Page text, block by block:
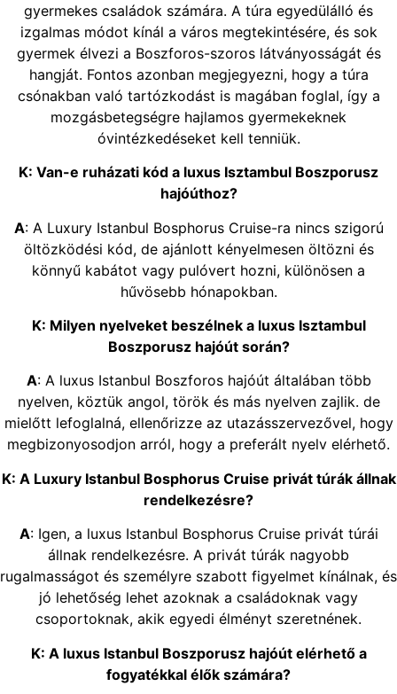
gyermekes családok számára. A túra egyedülálló és
izgalmas módot kínál a város megtekintésére, és sok
gyermek élvezi a Boszforos-szoros látványosságát és
hangját. Fontos azonban megjegyezni, hogy a túra
csónakban való tartózkodást is magában foglal, így a
mozgásbetegségre hajlamos gyermekeknek
óvintézkedéseket kell tenniük.
K: Van-e ruházati kód a luxus Isztambul Boszporusz
hajóúthoz?
A: A Luxury Istanbul Bosphorus Cruise-ra nincs szigorú
öltözködési kód, de ajánlott kényelmesen öltözni és
könnyű kabátot vagy pulóvert hozni, különösen a
hűvösebb hónapokban.
K: Milyen nyelveket beszélnek a luxus Isztambul
Boszporusz hajóút során?
A: A luxus Istanbul Boszforos hajóút általában több
nyelven, köztük angol, török és más nyelven zajlik. de
mielőtt lefoglalná, ellenőrizze az utazásszervezővel, hogy
megbizonyosodjon arról, hogy a preferált nyelv elérhető.
K: A Luxury Istanbul Bosphorus Cruise privát túrák állnak
rendelkezésre?
A: Igen, a luxus Istanbul Bosphorus Cruise privát túrái
állnak rendelkezésre. A privát túrák nagyobb
rugalmasságot és személyre szabott figyelmet kínálnak, és
jó lehetőség lehet azoknak a családoknak vagy
csoportoknak, akik egyedi élményt szeretnének.
K: A luxus Istanbul Boszporusz hajóút elérhető a
fogyatékkal élők számára?